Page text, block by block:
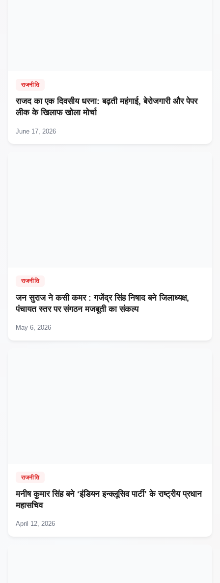
राजनीति
राजद का एक दिवसीय धरना: बढ़ती महंगाई, बेरोजगारी और पेपर
लीक के खिलाफ खोला मोर्चा
June 17, 2026
राजनीति
जन सुराज ने कसी कमर : गजेंद्र सिंह निषाद बने जिलाध्यक्ष,
पंचायत स्तर पर संगठन मजबूती का संकल्प
May 6, 2026
राजनीति
मनीष कुमार सिंह बने ‘इंडियन इन्क्लूसिव पार्टी’ के राष्ट्रीय प्रधान
महासचिव
April 12, 2026